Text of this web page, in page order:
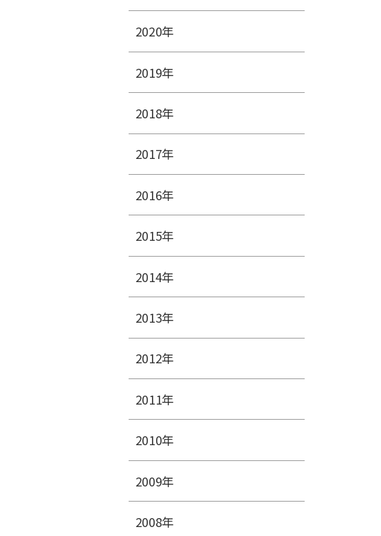
2020年
2019年
2018年
2017年
2016年
2015年
2014年
2013年
2012年
2011年
2010年
2009年
2008年